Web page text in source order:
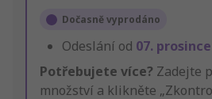
Dočasně vyprodáno
Odeslání od 07.
Potřebujete více? Zadejte
množství a klikněte